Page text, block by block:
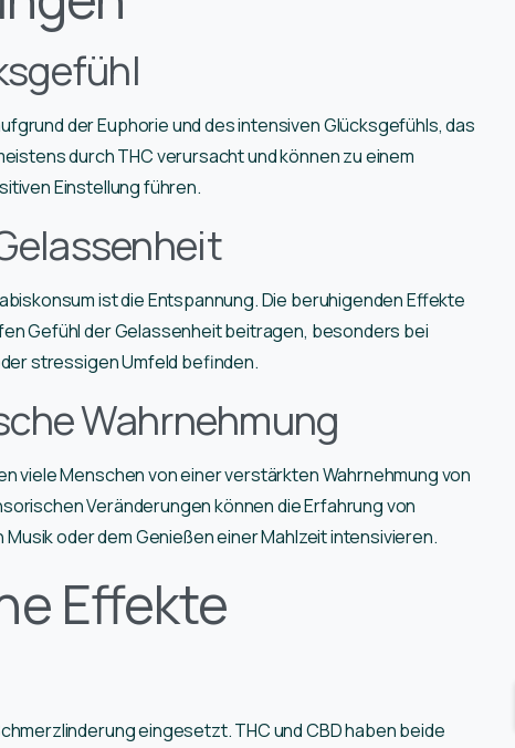
der Euphorie und des intensiven Glücksgefühls, das
durch THC verursacht und können zu einem
Einstellung führen.
ist die Entspannung. Die beruhigenden Effekte
Gefühl der Gelassenheit beitragen, besonders bei
stressigen Umfeld befinden.
Wahrnehmung
viele Menschen von einer verstärkten Wahrnehmung von
Veränderungen können die Erfahrung von
oder dem Genießen einer Mahlzeit intensivieren.
Effekte
eingesetzt. THC und CBD haben beide